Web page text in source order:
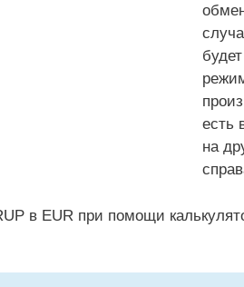
есть
на
в EUR при помощи